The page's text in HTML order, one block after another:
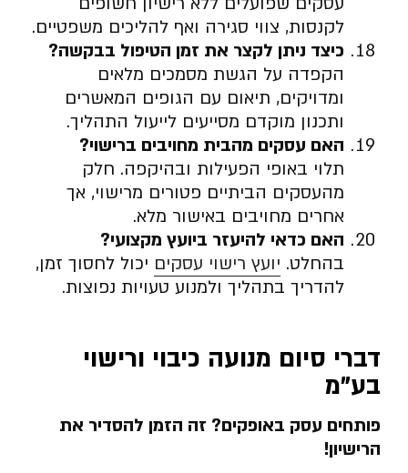
לקנסות, צווי סגירה ואף להליכים משפטיים.
כיצד ניתן לקצר את זמן הטיפול בבקשה?
הקפדה על הגשת מסמכים מלאים
ומדויקים, תיאום עם הגופים המאשרים
ותכנון מוקדם מסייעים לייעול התהליך.
האם עסקים מהבית מחויבים ברישוי?
תלוי באופי הפעילות ובהיקפה. חלק
מהעסקים הביתיים פטורים מרישוי, אך
אחרים מחויבים באישור מלא.
האם כדאי להיעזר ביועץ מקצועי?
בהחלט. יועץ רישוי עסקים יכול לחסוך זמן,
להדריך בתהליך ולמנוע טעויות נפוצות.
דברי סיום מנועה כיבוי ורישוי
בע”מ
פותחים עסק באופקים? זה הזמן להסדיר את
הרישיון!